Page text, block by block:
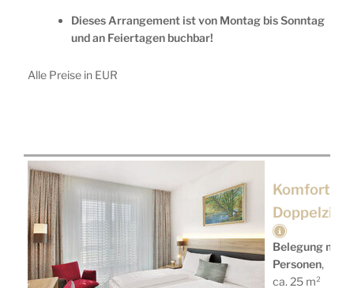
Dieses Arrangement ist von Montag bis Sonntag
und an Feiertagen buchbar!
Alle Preise in EUR
Komfort
Belegung mit
Personen,
ca. 25 m²